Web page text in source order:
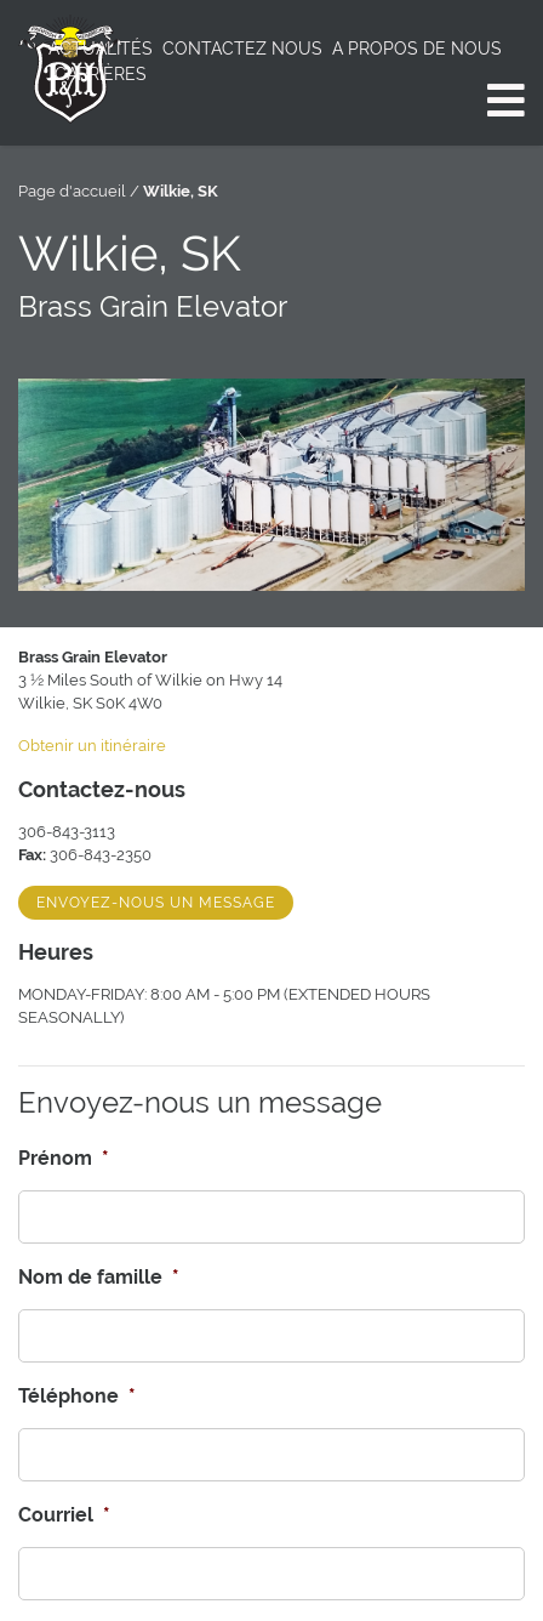
ACTUALITÉS CONTACTEZ NOUS A PROPOS DE NOUS
CARRIÈRES
Page d'accueil / Wilkie, SK
Wilkie, SK
Brass Grain Elevator
Brass Grain Elevator
3 ½ Miles South of Wilkie on Hwy 14
Wilkie, SK S0K 4W0
Obtenir un itinéraire
Contactez-nous
306-843-3113
Fax:306-843-2350
ENVOYEZ-NOUS UN MESSAGE
Heures
MONDAY-FRIDAY: 8:00 AM - 5:00 PM (EXTENDED HOURS
SEASONALLY)
Envoyez-nous un message
Prénom *
Nom de famille *
Téléphone *
Courriel *